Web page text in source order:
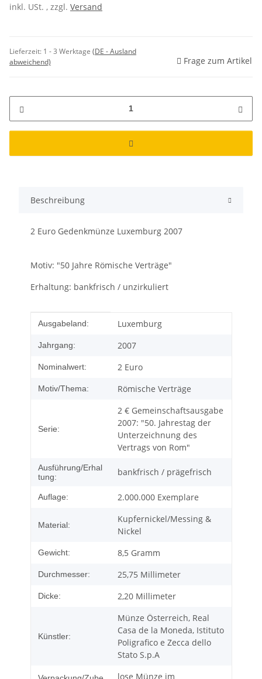
inkl. USt. , zzgl. Versand
Lieferzeit: 1 - 3 Werktage (DE - Ausland
abweichend)
Frage zum Artikel
Beschreibung
2 Euro Gedenkmünze Luxemburg 2007
Motiv: "50 Jahre Römische Verträge"
Erhaltung: bankfrisch / unzirkuliert
Produkteigenschaft
Wert
Ausgabeland: Luxemburg
Jahrgang: 2007
Nominalwert: 2 Euro
Motiv/Thema: Römische Verträge
Serie:
2 € Gemeinschaftsausgabe
2007: "50. Jahrestag der
Unterzeichnung des
Vertrags von Rom"
Ausführung/Erhal
tung:
bankfrisch / prägefrisch
Auflage: 2.000.000 Exemplare
Material:
Kupfernickel/Messing &
Nickel
Gewicht: 8,5 Gramm
Durchmesser: 25,75 Millimeter
Dicke: 2,20 Millimeter
Künstler:
Münze Österreich, Real
Casa de la Moneda, Istituto
Poligrafico e Zecca dello
Stato S.p.A
lose Münze im